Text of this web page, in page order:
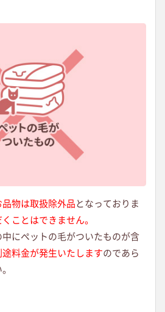
物は取扱除外品 となっておりま
ことはできません。
にペットの毛がついたものが含
途料金が発生いたしますのであら